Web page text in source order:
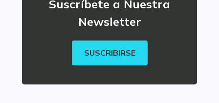
Suscríbete a Nuestra
Newsletter
SUSCRIBIRSE